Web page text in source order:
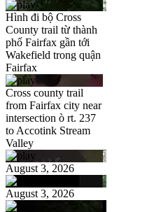
Hình đi bộ Cross
County trail từ thành
phố Fairfax gần tới
Wakefield trong quận
Fairfax
Cross county trail
from Fairfax city near
intersection ò rt. 237
to Accotink Stream
Valley
August 3, 2026
August 3, 2026